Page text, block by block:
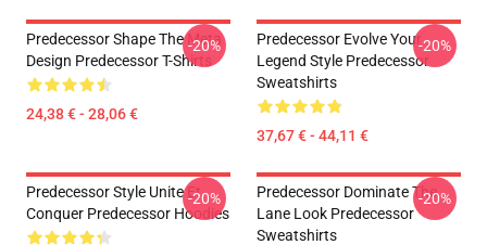
Predecessor Shape The Meta
Design Predecessor T-Shirts
24,38 € - 28,06 €
-20%
Predecessor Evolve Your
Legend Style Predecessor
Sweatshirts
37,67 € - 44,11 €
-20%
Predecessor Style Unite Et
Conquer Predecessor Hoodies
-20%
Predecessor Dominate The
Lane Look Predecessor
Sweatshirts
-20%